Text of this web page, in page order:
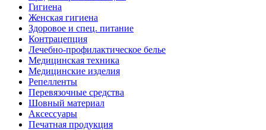
Гигиена
Женская гигиена
Здоровое и спец. питание
Контрацепция
Лечебно-профилактическое белье
Медицинская техника
Медицинские изделия
Репелленты
Перевязочные средства
Шовный материал
Аксессуары
Печатная продукция